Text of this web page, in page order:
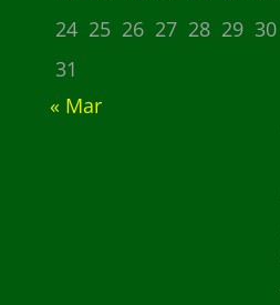
24 25 26 27 28 29 30
31
« Mar